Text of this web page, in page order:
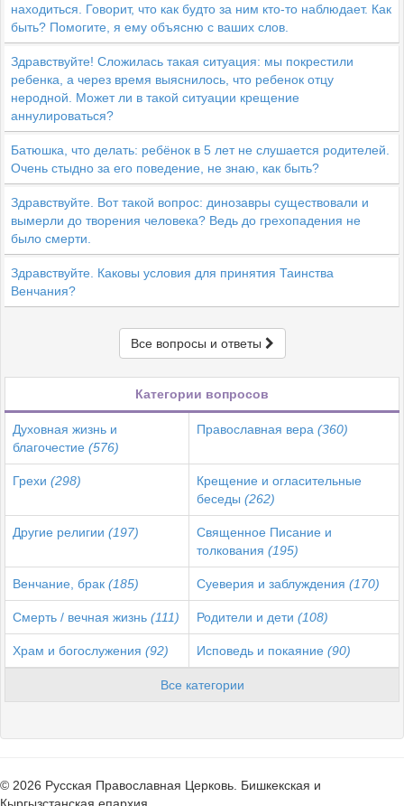
находиться. Говорит, что как будто за ним кто-то наблюдает. Как
быть? Помогите, я ему объясню с ваших слов.
Здравствуйте! Сложилась такая ситуация: мы покрестили
ребенка, а через время выяснилось, что ребенок отцу
неродной. Может ли в такой ситуации крещение
аннулироваться?
Батюшка, что делать: ребёнок в 5 лет не слушается родителей.
Очень стыдно за его поведение, не знаю, как быть?
Здравствуйте. Вот такой вопрос: динозавры существовали и
вымерли до творения человека? Ведь до грехопадения не
было смерти.
Здравствуйте. Каковы условия для принятия Таинства
Венчания?
Все вопросы и ответы
Категории вопросов
Духовная жизнь и
благочестие (576)
Православная вера (360)
Грехи (298)
Крещение и огласительные
беседы (262)
Другие религии (197)
Священное Писание и
толкования (195)
Венчание, брак (185) Суеверия и заблуждения (170)
Смерть / вечная жизнь (111) Родители и дети (108)
Храм и богослужения (92) Исповедь и покаяние (90)
Все категории
© 2026 Русская Православная Церковь. Бишкекская и